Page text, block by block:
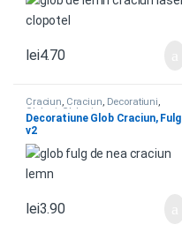
lei4.70
Craciun, Craciun, Decoratiuni,
Globuri
Globuri
Decoratiune Glob Craciun, Fulg
v2
lei3.90